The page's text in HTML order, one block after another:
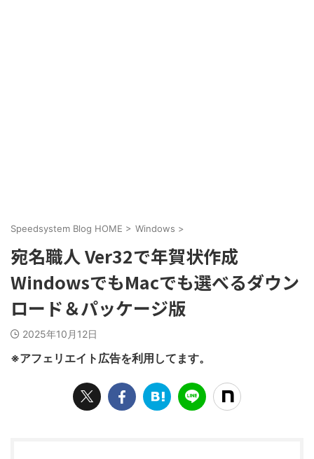
Speedsystem Blog HOME > Windows >
宛名職人 Ver32で年賀状作成
WindowsでもMacでも選べるダウン
ロード＆パッケージ版
2025年10月12日
※アフェリエイト広告を利用してます。